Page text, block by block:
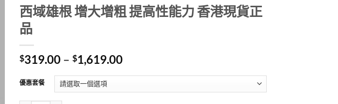
西域雄根 增大增粗 提高性能力 香港現貨正
品
$319.00 – $1,619.00Price
through
優惠套餐